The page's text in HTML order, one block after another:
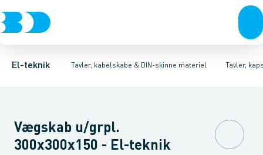
El-teknik Tavler, kabelskabe & DIN-skinne materiel
Afbrydere, stikkontakter & lampeudtagForgreningsmateriel
Tavler,
Tavler, kapsling og rackskabe Fordelings-/byggepladstavler
Ventilationsplade (indkapsling/skab)Dækplade / mærkeplade
Vægskab u/grpl.
300x300x150 - El-teknik